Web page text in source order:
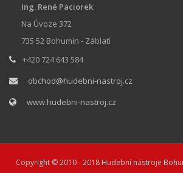
Ing. René Paciorek
Na Úvoze 372
735 52 Bohumín - Záblatí
+420 724 643 584
obchod@hudebni-nastroj.cz
www.hudebni-nastroj.cz
Copyright © 2010 - 2018 Hudební nástroje